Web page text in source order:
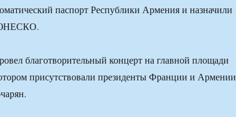
паспорт Республики Армения и назначили
благотворительный концерт на главной площади
присутствовали президенты Франции и Армении